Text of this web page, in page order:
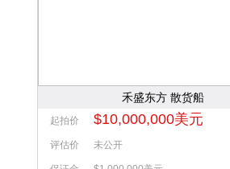
出售1000T散货船
80000T 河沙 台州到上海
出租1000T国内沿海散货船
禾盛东方 散货船
起拍价 $10,000,000美元
评估价 未公开